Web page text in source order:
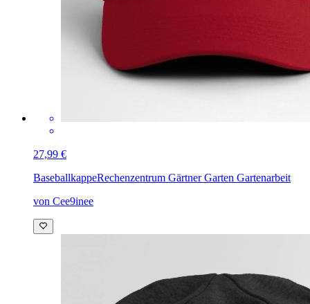
27,99 €
BaseballkappeRechenzentrum Gärtner Garten Gartenarbeit
von Cee9inee